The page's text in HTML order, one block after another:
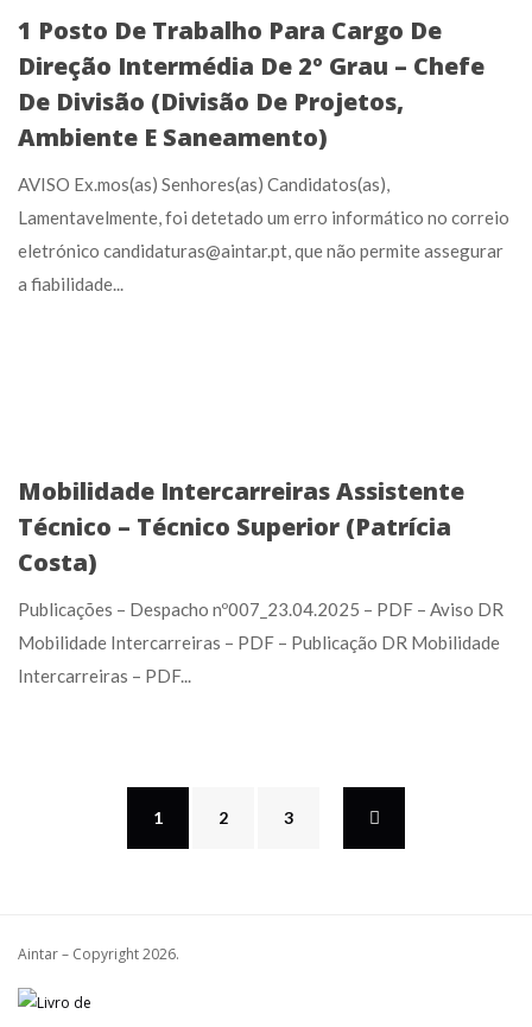
1 Posto De Trabalho Para Cargo De
Direção Intermédia De 2º Grau – Chefe
De Divisão (Divisão De Projetos,
Ambiente E Saneamento)
AVISO Ex.mos(as) Senhores(as) Candidatos(as),
Lamentavelmente, foi detetado um erro informático no correio
eletrónico candidaturas@aintar.pt, que não permite assegurar
a fiabilidade...
Mobilidade Intercarreiras Assistente
Técnico – Técnico Superior (Patrícia
Costa)
Publicações – Despacho nº007_23.04.2025 – PDF – Aviso DR
Mobilidade Intercarreiras – PDF – Publicação DR Mobilidade
Intercarreiras – PDF...
1 2 3
Aintar – Copyright2026.